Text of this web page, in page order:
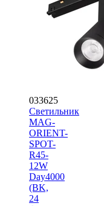
033625
Светильник
MAG-
ORIENT-
SPOT-
R45-
12W
Day4000
(BK,
24